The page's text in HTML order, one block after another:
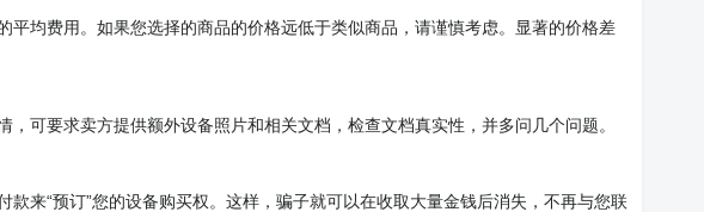
均费用。如果您选择的商品的价格远低于类似商品，请谨慎考虑。显著的价格差
可要求卖方提供额外设备照片和相关文档，检查文档真实性，并多问几个问题。
来“预订”您的设备购买权。这样，骗子就可以在收取大量金钱后消失，不再与您联